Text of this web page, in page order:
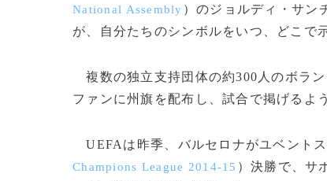
National Assembly ）のジョルディ・サン
が、自分たちのシンボルをいつ、どこで
複数の独立支持団体の約300人のボラ
ファンに州旗を配布し、試合で掲げるよ
UEFAは昨季、バルセロナがユベント
Champions League 2014-15 ）決勝で、サ